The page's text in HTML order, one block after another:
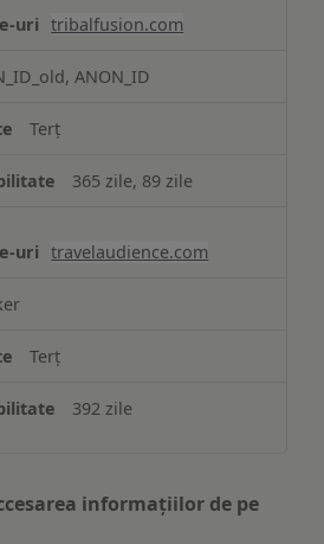
tribalfusion.com
ANON_ID
Terț
365 zile, 89 zile
travelaudience.com
Terț
392 zile
informațiilor de pe